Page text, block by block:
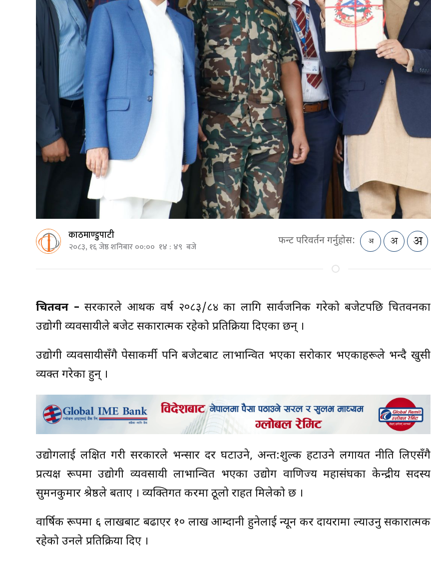
काठमाण्डुपाटी
२०८३, १६ जेष्ठ शनिबार ००:०० १४ : ४९ बजे फन्ट परिवर्तन गर्नुहोस:
चितवन –सरकारले आर्थिक वर्ष २०८३/८४ का लागि सार्वजनिक गरेको बजेटपछि चितवनका
उद्योगी व्यवसायीले बजेट सकारात्मक रहेको प्रतिक्रिया दिएका छन् ।
उद्योगी व्यवसायीसँगै पेसाकर्मी पनि बजेटबाट लाभान्वित भएका सरोकार भएकाहरूले भन्दै खुसी
व्यक्त गरेका हुन् ।
उद्योगलाई लक्षित गरी सरकारले भन्सार दर घटाउने, अन्त:शुल्क हटाउने लगायत नीति लिएसँगै
प्रत्यक्ष रूपमा उद्योगी व्यवसायी लाभान्वित भएका उद्योग वाणिज्य महासंघका केन्द्रीय सदस्य
सुमनकुमार श्रेष्ठले बताए । व्यक्तिगत करमा ठूलो राहत मिलेको छ ।
वार्षिक रूपमा ६ लाखबाट बढाएर १० लाख आम्दानी हुनेलाई न्यून कर दायरामा ल्याउनु सकारात्मक
रहेको उनले प्रतिक्रिया दिए ।